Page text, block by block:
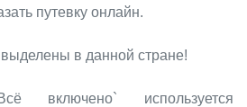
путевку онлайн.
в данной стране!
включено` используется